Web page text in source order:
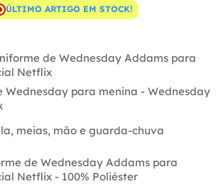
ÚLTIMO ARTIGO EM STOCK!
de Wednesday Addams para
Netflix
Wednesday para menina - Wednesday
meias, mão e guarda-chuva
de Wednesday Addams para
Netflix - 100% Poliéster